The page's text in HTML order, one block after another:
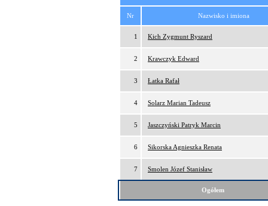
Nr Nazwisko i imiona
1 Kich Zygmunt Ryszard
2 Krawczyk Edward
3 Łatka Rafał
4 Solarz Marian Tadeusz
5 Jaszczyński Patryk Marcin
6 Sikorska Agnieszka Renata
7 Smolen Józef Stanisław
Ogółem